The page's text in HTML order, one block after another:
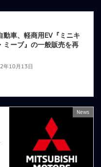
動車、軽商用EV『ミニキ
ミーブ』の一般販売を再
年10月13日
News